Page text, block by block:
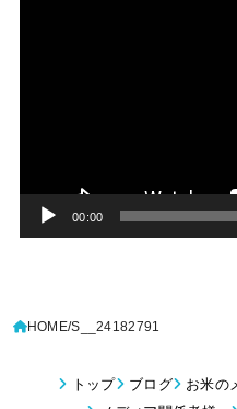
00:00
HOME S__24182791
トップ ブログ お米の